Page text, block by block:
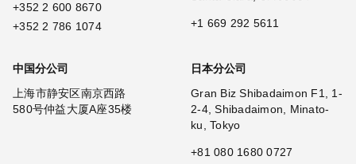
+352 2 600 8670
+352 2 786 1074
+1 669 292 5611
中国分公司
上海市静安区南京西路
580号仲益大厦A座35楼
日本分公司
Gran Biz Shibadaimon F1, 1-
2-4, Shibadaimon, Minato-
ku, Tokyo
+81 080 1680 0727